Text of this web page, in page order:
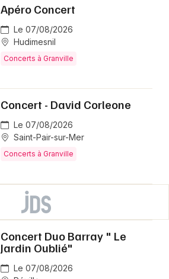
Apéro Concert
Le 07/08/2026
Hudimesnil
Concerts à Granville
Concert - David Corleone
Le 07/08/2026
Saint-Pair-sur-Mer
Concerts à Granville
Concert Duo Barray " Le
Jardin Oublié"
Le 07/08/2026